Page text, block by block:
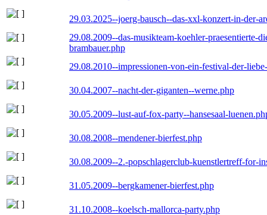
29.03.2025--joerg-bausch--das-xxl-konzert-in-der-
29.08.2009--das-musikteam-koehler-praesentierte-
brambauer.php
29.08.2010--impressionen-von-ein-festival-der-
30.04.2007--nacht-der-giganten--werne.php
30.05.2009--lust-auf-fox-party--hansesaal-
30.08.2008--mendener-bierfest.php
30.08.2009--2.-popschlagerclub-kuenstlertreff-for-
31.05.2009--bergkamener-bierfest.php
31.10.2008--koelsch-mallorca-party.php